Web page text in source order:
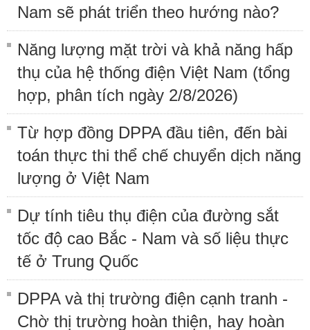
Nam sẽ phát triển theo hướng nào?
Năng lượng mặt trời và khả năng hấp
thụ của hệ thống điện Việt Nam (tổng
hợp, phân tích ngày 2/8/2026)
Từ hợp đồng DPPA đầu tiên, đến bài
toán thực thi thể chế chuyển dịch năng
lượng ở Việt Nam
Dự tính tiêu thụ điện của đường sắt
tốc độ cao Bắc - Nam và số liệu thực
tế ở Trung Quốc
DPPA và thị trường điện cạnh tranh -
Chờ thị trường hoàn thiện, hay hoàn